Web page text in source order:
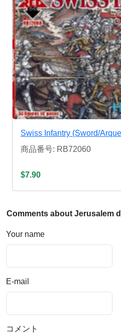
Swiss Infantry (Sword/
商品番号: RB72060
$7.90
Comments about Jerusalem
Your name
E-mail
コメント